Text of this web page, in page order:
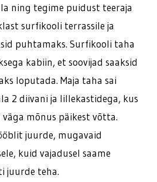
ning tegime puidust teeraja
surfikooli terrassile ja
puhtamaks. Surfikooli taha
kabiin, et soovijad saaksid
loputada. Maja taha sai
2 diivani ja lillekastidega, kus
mõnus päikest võtta.
juurde, mugavaid
kuid vajadusel saame
juurde teha.